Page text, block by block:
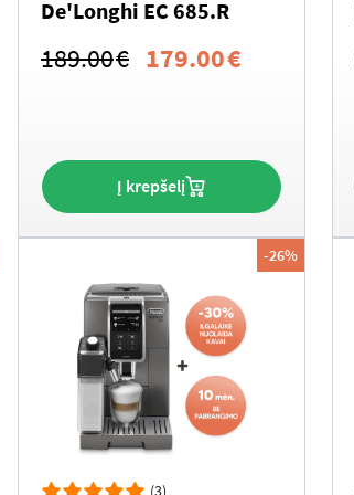
De'Longhi EC 685.R
189.00€ Original
189.00€.
179.00€Current
179.00€.
Į krepšelį
-26%
(3)